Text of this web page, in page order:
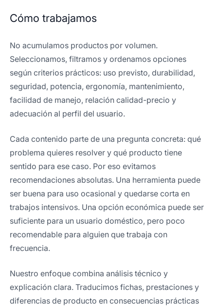
Cómo trabajamos
No acumulamos productos por volumen.
Seleccionamos, filtramos y ordenamos opciones
según criterios prácticos: uso previsto, durabilidad,
seguridad, potencia, ergonomía, mantenimiento,
facilidad de manejo, relación calidad-precio y
adecuación al perfil del usuario.
Cada contenido parte de una pregunta concreta: qué
problema quieres resolver y qué producto tiene
sentido para ese caso. Por eso evitamos
recomendaciones absolutas. Una herramienta puede
ser buena para uso ocasional y quedarse corta en
trabajos intensivos. Una opción económica puede ser
suficiente para un usuario doméstico, pero poco
recomendable para alguien que trabaja con
frecuencia.
Nuestro enfoque combina análisis técnico y
explicación clara. Traducimos fichas, prestaciones y
diferencias de producto en consecuencias prácticas